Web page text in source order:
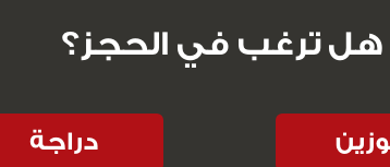
هل ترغب في الحجز؟
دراجة